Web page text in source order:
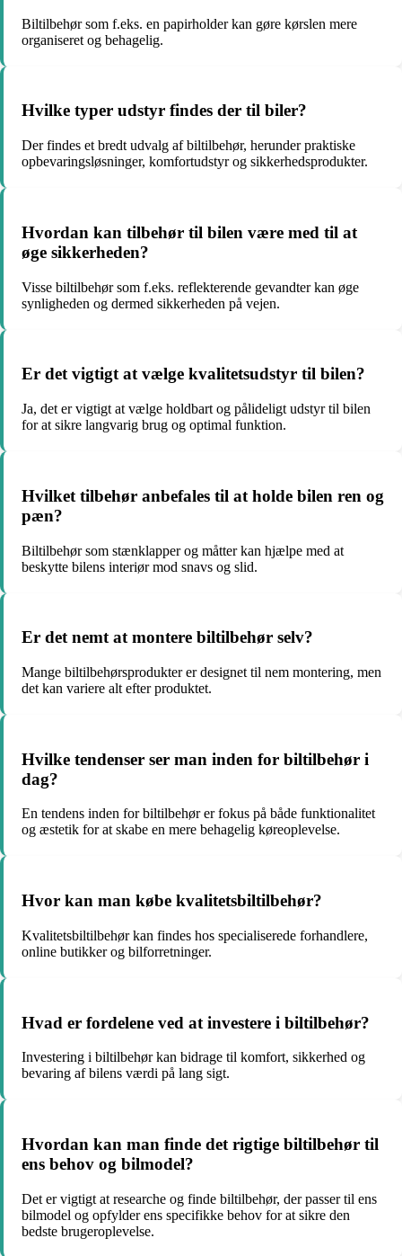
Biltilbehør som f.eks. en papirholder kan gøre kørslen mere
organiseret og behagelig.
Hvilke typer udstyr findes der til biler?
Der findes et bredt udvalg af biltilbehør, herunder praktiske
opbevaringsløsninger, komfortudstyr og sikkerhedsprodukter.
Hvordan kan tilbehør til bilen være med til at
øge sikkerheden?
Visse biltilbehør som f.eks. reflekterende gevandter kan øge
synligheden og dermed sikkerheden på vejen.
Er det vigtigt at vælge kvalitetsudstyr til bilen?
Ja, det er vigtigt at vælge holdbart og pålideligt udstyr til bilen
for at sikre langvarig brug og optimal funktion.
Hvilket tilbehør anbefales til at holde bilen ren og
pæn?
Biltilbehør som stænklapper og måtter kan hjælpe med at
beskytte bilens interiør mod snavs og slid.
Er det nemt at montere biltilbehør selv?
Mange biltilbehørsprodukter er designet til nem montering, men
det kan variere alt efter produktet.
Hvilke tendenser ser man inden for biltilbehør i
dag?
En tendens inden for biltilbehør er fokus på både funktionalitet
og æstetik for at skabe en mere behagelig køreoplevelse.
Hvor kan man købe kvalitetsbiltilbehør?
Kvalitetsbiltilbehør kan findes hos specialiserede forhandlere,
online butikker og bilforretninger.
Hvad er fordelene ved at investere i biltilbehør?
Investering i biltilbehør kan bidrage til komfort, sikkerhed og
bevaring af bilens værdi på lang sigt.
Hvordan kan man finde det rigtige biltilbehør til
ens behov og bilmodel?
Det er vigtigt at researche og finde biltilbehør, der passer til ens
bilmodel og opfylder ens specifikke behov for at sikre den
bedste brugeroplevelse.